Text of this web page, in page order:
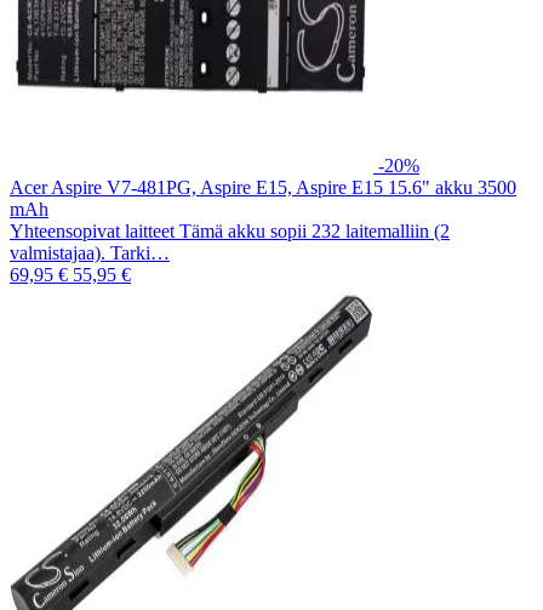
-20%
Acer Aspire V7-481PG, Aspire E15, Aspire E15 15.6" akku 3500
mAh
Yhteensopivat laitteet Tämä akku sopii 232 laitemalliin (2
valmistajaa). Tarki…
69,95 € 55,95 €